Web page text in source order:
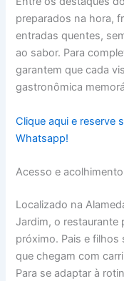
preparados na hora,
entradas quentes,
ao sabor. Para
garantem que cada
gastronômica
Clique aqui e reserve
Whatsapp!
Acesso e acolhimento
Localizado na
Jardim, o restaurante
próximo. Pais e
que chegam com
Para se adaptar à